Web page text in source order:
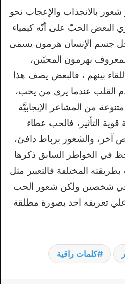
بالانجذاب والإعجاب نحو
الحبّ على أنّه كيمياء
جسم الإنسان هرمون يسمى
بهرمون المحبّين،
بينهم ، فالبعض يصف هذا
القلب عندما يرى من يحب،
من المشاعر الإيجابيَّة
قوية التأثير، فالحب عطاء
آخر، والشعور برباط دافئ،
في الخواطر السابق ذكرها
المختلفة فالتعبير مثل
في شخصين ولكن شعور الحب
تعريفه احد بصورة مطلقة
كلمات راقية